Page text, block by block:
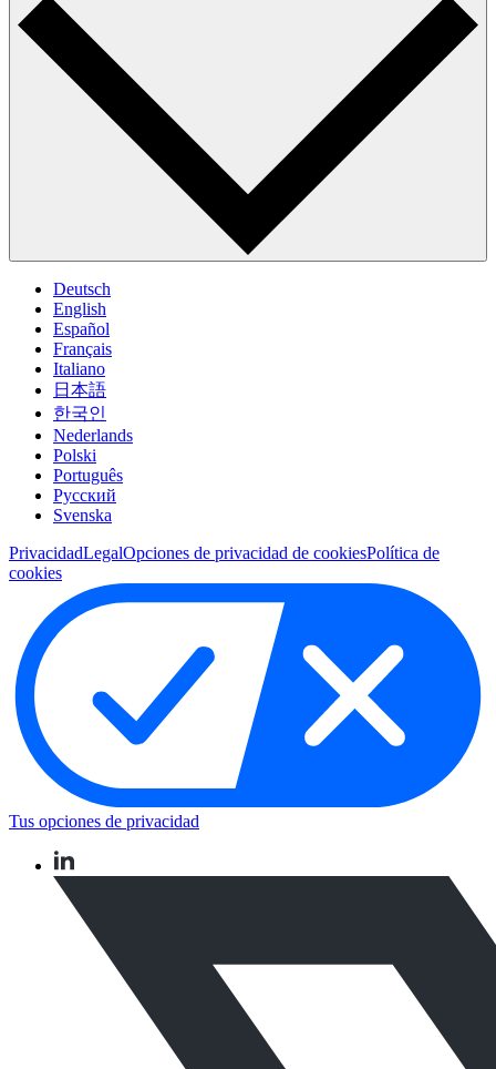
Deutsch
English
Español
Français
Italiano
日本語
한국인
Nederlands
Polski
Português
Pусский
Svenska
PrivacidadLegalOpciones de privacidad de cookiesPolítica de
cookies
Tus opciones de privacidad